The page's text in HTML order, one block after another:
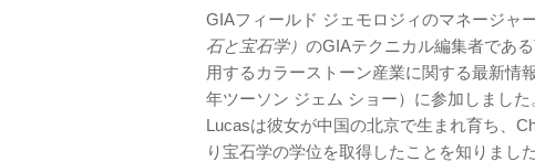
GIAフィールド ジェモロジィのマネージャ
石と宝石学） のGIAテクニカル編集者であ
用するカラーストーン産業に関する最新情
年ツーソン ジェム ショー）に参加しまし
Lucasは彼女が中国の北京で生まれ育ち、
り宝石学の学位を取得したことを知りまし